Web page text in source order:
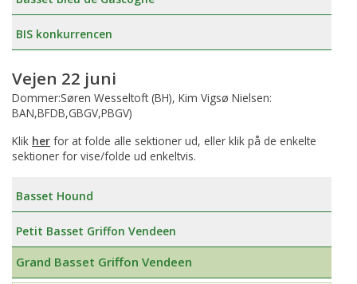
BIS konkurrencen
Vejen 22 juni
Dommer:Søren Wesseltoft (BH), Kim Vigsø Nielsen:
BAN,BFDB,GBGV,PBGV)
Klik her for at folde alle sektioner ud, eller klik på de enkelte
sektioner for vise/folde ud enkeltvis.
Basset Hound
Petit Basset Griffon Vendeen
Grand Basset Griffon Vendeen